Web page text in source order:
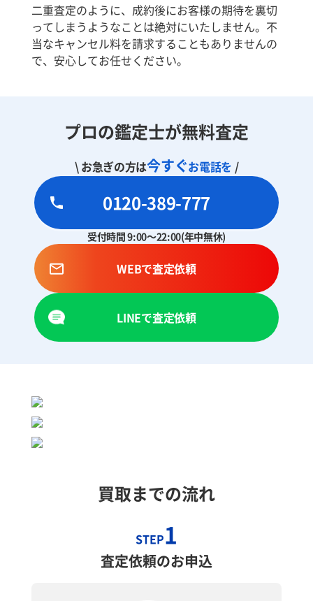
二重査定のように、成約後にお客様の期待を裏切
ってしまうようなことは絶対にいたしません。不
当なキャンセル料を請求することもありませんの
で、安心してお任せください。
プロの鑑定士が無料査定
\ お急ぎの方は今すぐお電話を /
0120-389-777
受付時間 9:00～22:00(年中無休)
WEBで査定依頼
LINEで査定依頼
買取までの流れ
STEP1
査定依頼のお申込